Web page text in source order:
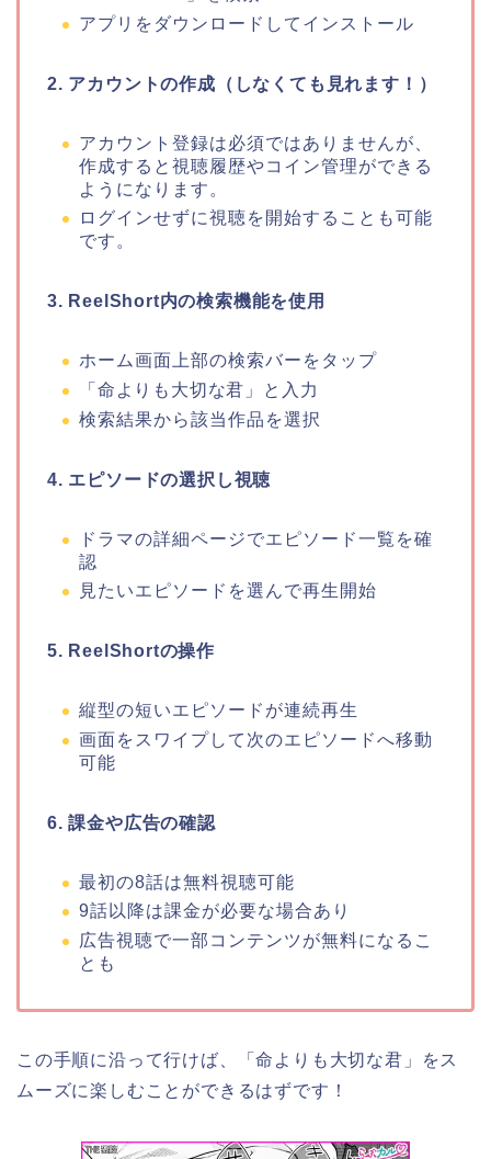
アプリをダウンロードしてインストール
2. アカウントの作成（しなくても見れます！）
アカウント登録は必須ではありませんが、
作成すると視聴履歴やコイン管理ができる
ようになります。
ログインせずに視聴を開始することも可能
です。
3. ReelShort内の検索機能を使用
ホーム画面上部の検索バーをタップ
「命よりも大切な君 」
と入力
検索結果から該当作品を選択
4. エピソードの選択し視聴
ドラマの詳細ページでエピソード一覧を確
認
見たいエピソードを選んで再生開始
5. ReelShortの操作
縦型の短いエピソードが連続再生
画面をスワイプして次のエピソードへ移動
可能
6. 課金や広告の確認
最初の8話は無料視聴可能
9話以降は課金が必要な場合あり
広告視聴で一部コンテンツが無料になるこ
とも
この手順に沿って行けば、 「命よりも大切な君 」
をス
ムーズに楽しむことができるはずです！